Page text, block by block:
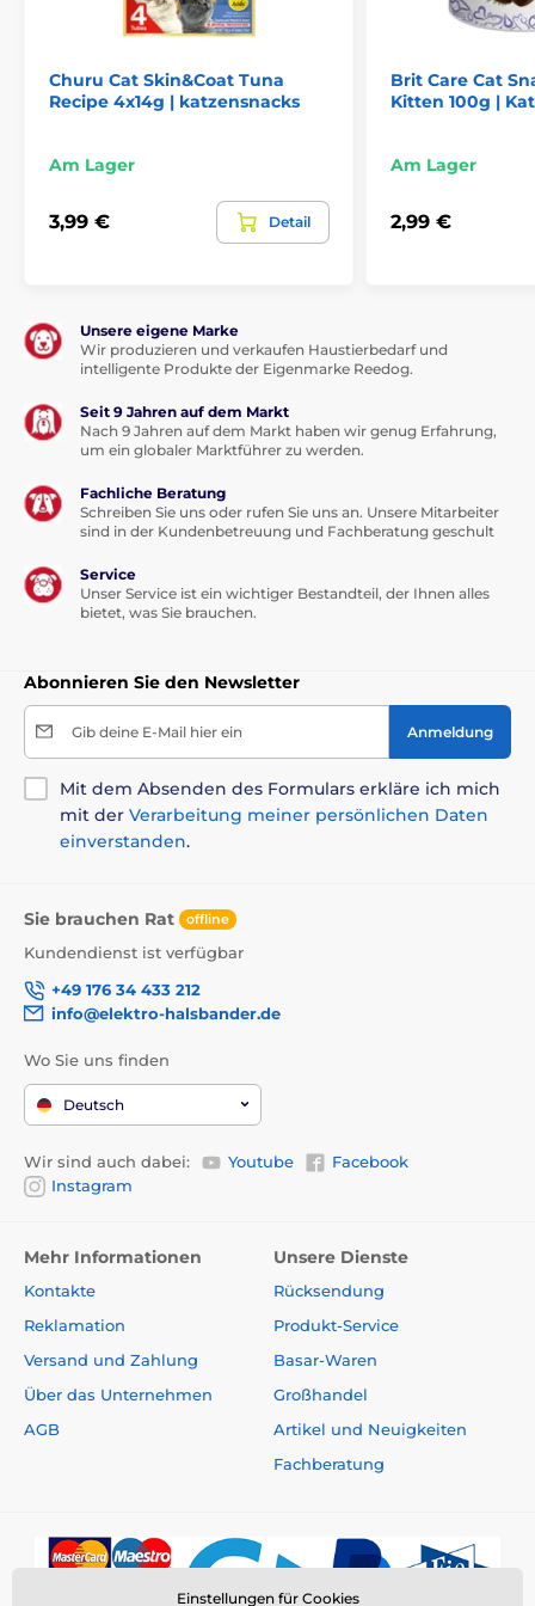
Fleischpüree
Einzeln verpackt
Einzigartige cremige Konsistenz
Ohne Konservierungsstoffe
Zusammensetzung:Fleisch und tierische
Nebenerzeugnisse (Hühnerfleisch 28,2 %), Tapioka
(getrocknet), Muscheln (1,8 %), Sojaöl (1,6 %),
Muschelextrakt (1,2 %), Fischöl (0,7 %).
Fettgehalt 0,5 %, Ballaststoffe 0,1 %, Asche 1,5 %,
Zusatzstoffe pro kg:Vitamin E 310 IE
m.j. = internationale Einheit
Futtermenge:
Die empfohlene Tagesmenge für eine
3,5 kg schwere Katze beträgt bis zu 4 Stück pro Tag.
Ankündigung geändert werden. Die Abbildungen
dienen nur zur Veranschaulichung.
Technische Spezifikationen können ohne vorherige
Ankündigung geändert werden. Die Bilder dienen nur
Snacks Katze
Churu Cat Skin&Coat Tuna
Recipe 4x14g | katzensnacks
Am Lager
3,99 € Detail
Brit Care Cat
Kitten 100g |
Am Lager
2,99 €
Unsere eigene Marke
Wir produzieren und verkaufen Haustierbedarf und
intelligente Produkte der Eigenmarke Reedog.
Seit 9 Jahren auf dem Markt
Nach 9 Jahren auf dem Markt haben wir genug Erfahrung,
um ein globaler Marktführer zu werden.
Fachliche Beratung
Schreiben Sie uns oder rufen Sie uns an. Unsere Mitarbeiter
sind in der Kundenbetreuung und Fachberatung geschult
Service
Unser Service ist ein wichtiger Bestandteil, der Ihnen alles
bietet, was Sie brauchen.
Abonnieren Sie den Newsletter
Gib deine E-Mail hier ein Anmeldung
Mit dem Absenden des Formulars erkläre ich mich
mit der Verarbeitung meiner persönlichen Daten
einverstanden.
Sie brauchen Rat offline
Kundendienst ist verfügbar
+49 176 34 433 212
info@elektro-halsbander.de
Wo Sie uns finden
Deutsch
Wir sind auch dabei: Youtube
Facebook
Instagram
Mehr Informationen
Kontakte
Reklamation
Versand und Zahlung
Über das Unternehmen
AGB
Unsere Dienste
Rücksendung
Produkt-Service
Basar-Waren
Großhandel
Artikel und Neuigkeiten
Fachberatung
Einstellungen für Cookies